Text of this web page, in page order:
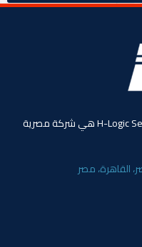
منذ عام 1996، (HST) H-Logic Security Technology هي شركة مصرية